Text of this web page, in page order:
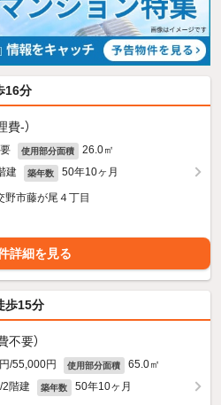
16分
費-）
使用部分面積 26.0㎡
建 築年数 50年10ヶ月
野市藤が尾４丁目
詳細を見る
歩15分
不要）
/55,000円 使用部分面積 65.0㎡
2階建 築年数 50年10ヶ月